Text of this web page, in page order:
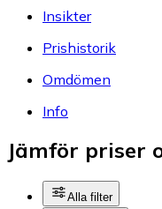
Insikter
Prishistorik
Omdömen
Info
Jämför priser
Alla filter